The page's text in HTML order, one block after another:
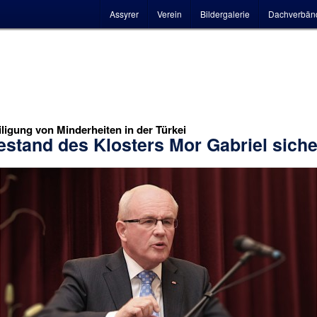
Hauptmenü
Assyrer Verein Bildergalerie
von Minderheiten in der Türkei
des Klosters Mor Gabriel